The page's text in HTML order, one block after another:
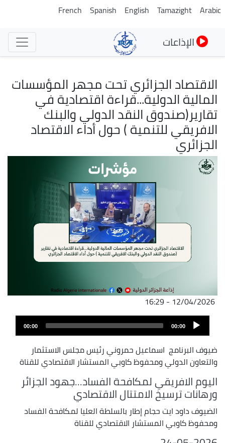
تجاوز
Arabic
Tamazight
English
Spanish
French
الإذاعات
الاقتصاد الجزائري تحت مجهر المؤسسات
المالية الدولية...قراءة اقتصادية في
تقارير(صندوق النقد الدولي والبنك
الافريقي للتنمية ) حول أداء الاقتصاد
الجزائري
الصورة
12/04/2026 - 16:29
ملف
الصوت
Audio
Player
00:00
00:00
ضيوف البرنامج اسماعيل حمروني رئيس مجلس الاستثمار
والتعاون الدولي ومحفوظ كاوبي المستشار الاقتصادي للقناة
اليوم الافريقي لمكافحة الفساد...جهود الجزائر
ورهانات ترسيخ الامتتال الاقتصادي
الضيوف داود ايت حجام إطار بالسلطة العليا لمكافحة الفساد
ومحفوظ كاوبي المستشار الاقتصادي للقناة